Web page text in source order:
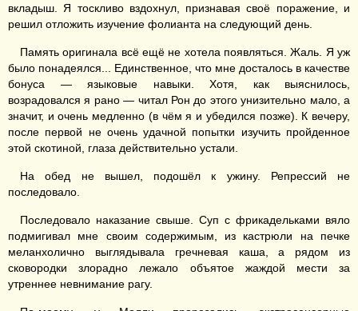
вкладыш. Я тоскливо вздохнул, признавая своё поражение, и
решил отложить изучение фолианта на следующий день.
Память оригинала всё ещё не хотела появляться. Жаль. Я уж
было понадеялся... Единственное, что мне досталось в качестве
бонуса — языковые навыки. Хотя, как выяснилось,
возрадовался я рано — читал Рон до этого унизительно мало, а
значит, и очень медленно (в чём я и убедился позже). К вечеру,
после первой не очень удачной попытки изучить пройденное
этой скотиной, глаза действительно устали.
На обед не вышел, подошёл к ужину. Репрессий не
последовало.
Последовало наказание свыше. Суп с фрикадельками вяло
подмигивал мне своим содержимым, из кастрюли на печке
меланхолично выглядывала гречневая каша, а рядом из
сковородки злорадно лежало объятое жаждой мести за
утреннее невнимание рагу.